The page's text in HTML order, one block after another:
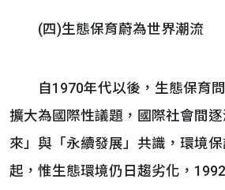
(四)生態保育蔚為世界潮流
自1970年代以後，生態保育問
擴大為國際性議題，國際社會間
來」與「永續發展」共識，環境
起，惟生態環境仍日趨劣化，